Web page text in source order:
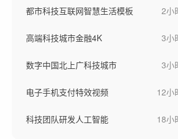
都市科技互联网智慧生活模板 2小
高端科技城市金融4K 3小
数字中国北上广科技城市 3小
电子手机支付特效视频 12小
科技团队研发人工智能 18小